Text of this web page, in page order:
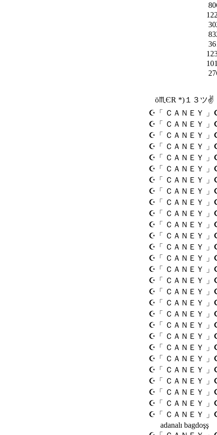
ö♏ЄR *)１３ツ✌️
☪「 ＣＡＮＥＹ 」
☪「 ＣＡＮＥＹ 」
☪「 ＣＡＮＥＹ 」
☪「 ＣＡＮＥＹ 」
☪「 ＣＡＮＥＹ 」
☪「 ＣＡＮＥＹ 」
☪「 ＣＡＮＥＹ 」
☪「 ＣＡＮＥＹ 」
☪「 ＣＡＮＥＹ 」
☪「 ＣＡＮＥＹ 」
☪「 ＣＡＮＥＹ 」
☪「 ＣＡＮＥＹ 」
☪「 ＣＡＮＥＹ 」
☪「 ＣＡＮＥＹ 」
☪「 ＣＡＮＥＹ 」
☪「 ＣＡＮＥＹ 」
☪「 ＣＡＮＥＹ 」
☪「 ＣＡＮＥＹ 」
☪「 ＣＡＮＥＹ 」
☪「 ＣＡＮＥＹ 」
☪「 ＣＡＮＥＹ 」
☪「 ＣＡＮＥＹ 」
☪「 ＣＡＮＥＹ 」
☪「 ＣＡＮＥＹ 」
☪「 ＣＡＮＥＹ 」
☪「 ＣＡＮＥＹ 」
☪「 ＣＡＮＥＹ 」
☪「 ＣＡＮＥＹ 」
adanalı bagdoşş